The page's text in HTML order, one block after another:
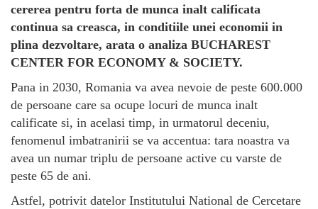
cererea pentru forta de munca inalt calificata
continua sa creasca, in conditiile unei economii in
plina dezvoltare, arata o analiza BUCHAREST
CENTER FOR ECONOMY & SOCIETY.
Pana in 2030, Romania va avea nevoie de peste 600.000
de persoane care sa ocupe locuri de munca inalt
calificate si, in acelasi timp, in urmatorul deceniu,
fenomenul imbatranirii se va accentua: tara noastra va
avea un numar triplu de persoane active cu varste de
peste 65 de ani.
Astfel, potrivit datelor Institutului National de Cercetare